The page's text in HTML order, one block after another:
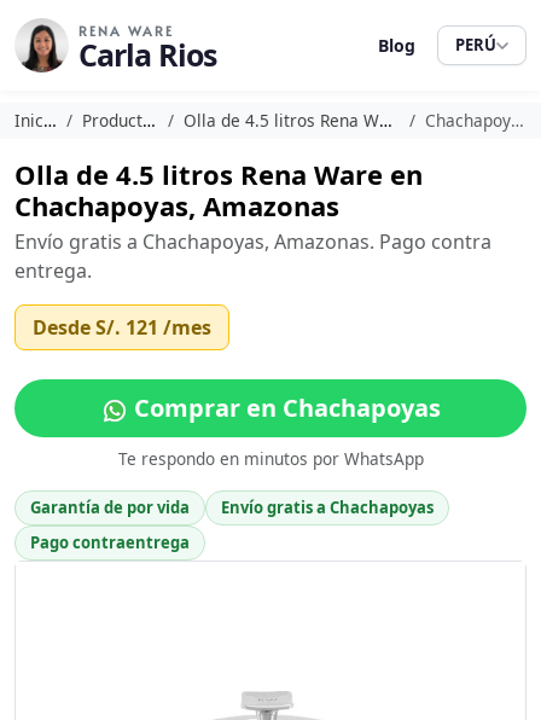
RENA WARE
Carla Rios Blog PERÚ
Inicio Productos Olla de 4.5 litros Rena Ware Chachapoyas
Olla de 4.5 litros Rena Ware en
Chachapoyas, Amazonas
Envío gratis a Chachapoyas, Amazonas. Pago contra
entrega.
DesdeS/. 121 /mes
Comprar en Chachapoyas
Te respondo en minutos por WhatsApp
Garantía de por vida
Envío gratis a Chachapoyas
Pago contraentrega